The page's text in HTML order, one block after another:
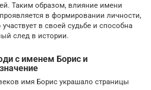
Таким образом, влияние имени
в формировании личности,
участвует в своей судьбе и способна
след в истории.
с именем Борис и
имя Борис украшало страницы